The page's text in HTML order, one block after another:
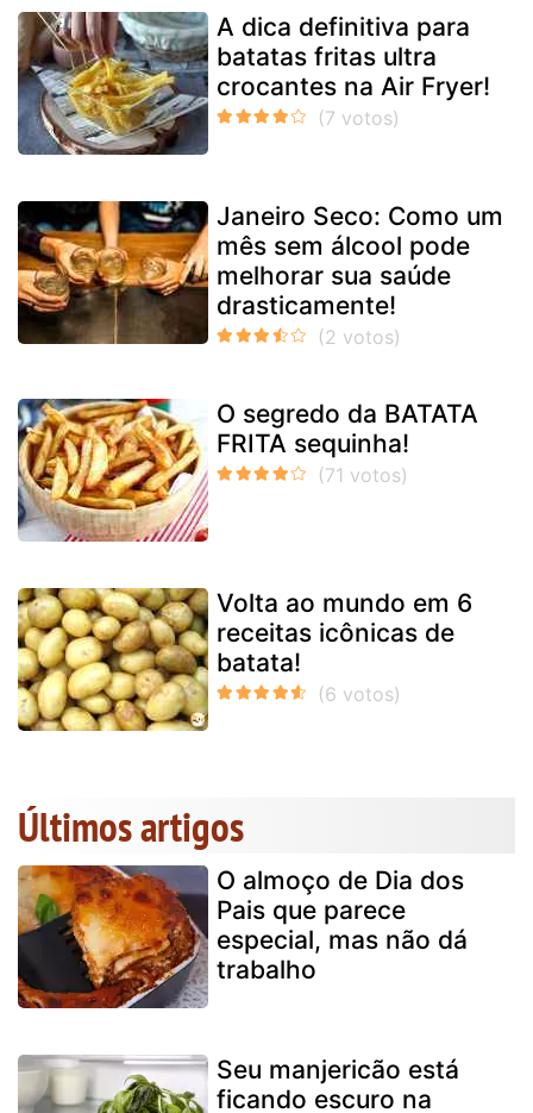
A dica definitiva para
batatas fritas ultra
crocantes na Air Fryer!
Janeiro Seco: Como um
mês sem álcool pode
melhorar sua saúde
drasticamente!
O segredo da BATATA
FRITA sequinha!
Volta ao mundo em 6
receitas icônicas de
batata!
Últimos artigos
O almoço de Dia dos
Pais que parece
especial, mas não dá
trabalho
Seu manjericão está
ficando escuro na